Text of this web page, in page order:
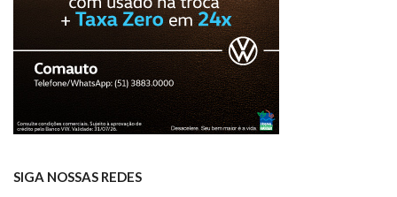
SIGA NOSSAS REDES